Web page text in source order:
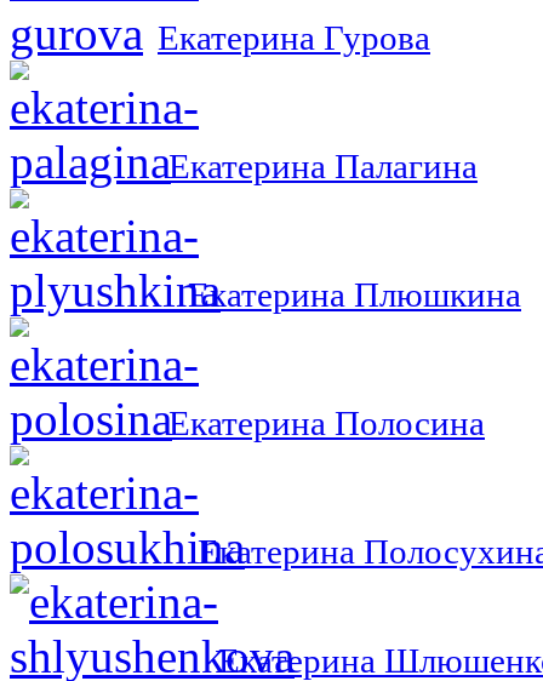
Екатерина Гурова
Екатерина Палагина
Екатерина Плюшкина
Екатерина Полосина
Екатерина
Екатерина